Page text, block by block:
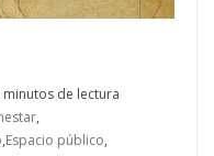
minutos de lectura
,
,Espacio público,